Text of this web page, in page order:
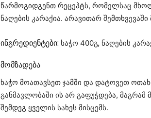
წარმოგიდგენთ რეცეპტს, რომელსაც
ნაღების კარაქია. არავითარ
ინგრედიენტები: ხაჭო 400გ, ნაღების
მომზადება
ხაჭო მოათავსეთ ჯამში და დატოვეთ
განმავლობაში ის არ გაფუჭდება,
შემდეგ ყველის სახეს მისცემს.